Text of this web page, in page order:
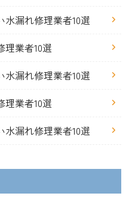
漏れ修理業者10選
理業者10選
漏れ修理業者10選
業者10選
漏れ修理業者10選